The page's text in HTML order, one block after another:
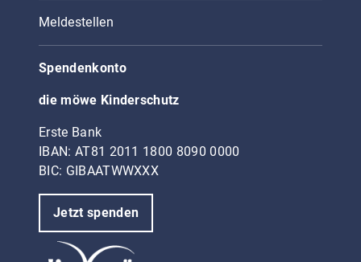
Meldestellen
Spendenkonto
die möwe Kinderschutz
Erste Bank
IBAN: AT81 2011 1800 8090 0000
BIC: GIBAATWWXXX
Jetzt spenden